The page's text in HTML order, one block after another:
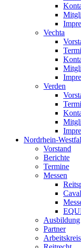
Vechta
Verden
Nordrhein-
Vorstand
Berichte
Termine
Messen
Ausbildung
Partner